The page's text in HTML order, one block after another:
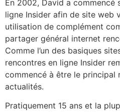
En 2002, David a commencé
ligne Insider afin de site web
utilisation de complément
partager général internet
Comme l’un des basiques
rencontres en ligne Insider
commencé à être le principal
actualités.
Pratiquement 15 ans et la